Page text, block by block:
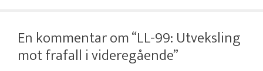
En kommentar om “LL-99: Utveksling
mot frafall i videregående”